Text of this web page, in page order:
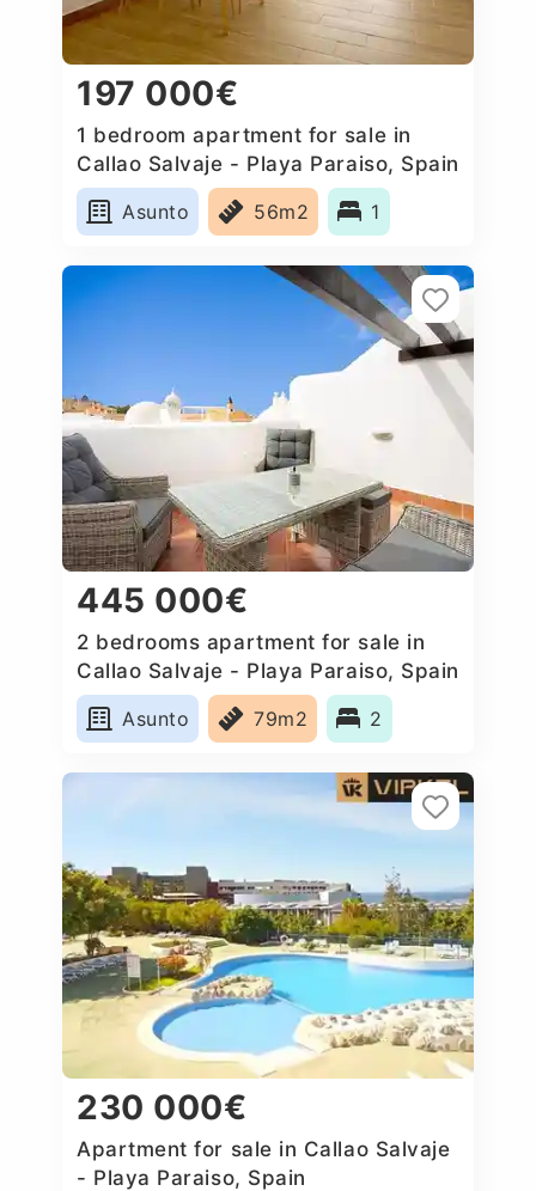
197 000€
1 bedroom apartment for sale in
Callao Salvaje - Playa Paraiso, Spain
Asunto
56m2 1
445 000€
2 bedrooms apartment for sale in
Callao Salvaje - Playa Paraiso, Spain
Asunto
79m2 2
230 000€
Apartment for sale in Callao Salvaje
- Playa Paraiso, Spain